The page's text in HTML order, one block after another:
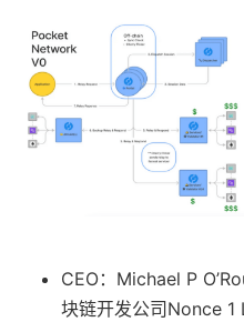
CEO：Michael P
块链开发公司Nonce 1